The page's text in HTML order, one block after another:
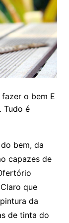
o bem E
Tudo é
bem, da
capazes de
que
da
de tinta do